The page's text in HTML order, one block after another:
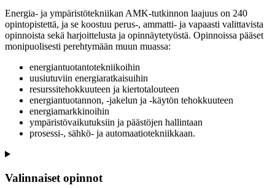
Energia- ja ympäristötekniikan AMK-tutkinnon laajuus on 240
opintopistettä, ja se koostuu perus-, ammatti- ja vapaasti valittavista
opinnoista sekä harjoittelusta ja opinnäytetyöstä. Opinnoissa pääset
monipuolisesti perehtymään muun muassa:
energiantuotantotekniikoihin
uusiutuviin energiaratkaisuihin
resurssitehokkuuteen ja kiertotalouteen
energiantuotannon, -jakelun ja -käytön tehokkuuteen
energiamarkkinoihin
ympäristövaikutuksiin ja päästöjen hallintaan
prosessi-, sähkö- ja automaatiotekniikkaan.
Valinnaiset opinnot